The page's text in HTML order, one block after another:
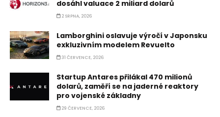
dosáhl valuace 2 miliard dolarů
2 SRPNA, 2026
Lamborghini oslavuje výročí v Japonsku
exkluzivním modelem Revuelto
31 ČERVENCE, 2026
Startup Antares přilákal 470 milionů
dolarů, zaměří se na jaderné reaktory
pro vojenské základny
29 ČERVENCE, 2026